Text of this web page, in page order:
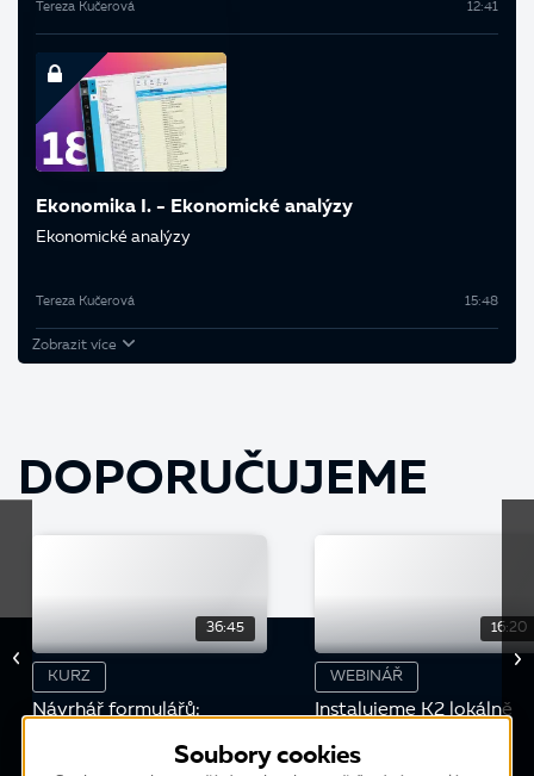
Tereza Kučerová 12:41
Ekonomika I. - Ekonomické analýzy
Ekonomické analýzy
Tereza Kučerová 15:48
Zobrazit více
DOPORUČUJEME
36:45
KURZ
Návrhář formulářů:
16:20
WEBINÁŘ
Instalujeme K2 lokálně
Soubory cookies